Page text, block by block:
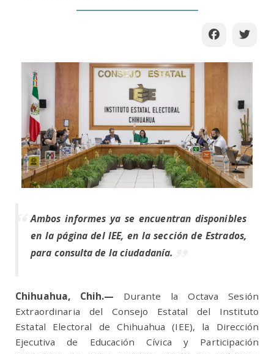
Ambos informes ya se encuentran disponibles
en la página del IEE, en la sección de Estrados,
para consulta de la ciudadanía.
Chihuahua, Chih.—
Durante la Octava Sesión
Extraordinaria del Consejo Estatal del Instituto
Estatal Electoral de Chihuahua (IEE), la Dirección
Ejecutiva de Educación Cívica y Participación